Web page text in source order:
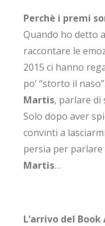
Perchè i premi
Quando ho detto a
raccontare le
2015 ci hanno
po’ “storto il
Martis, parlare di
Solo dopo aver
convinti a
persia per parlare
Martis…
L’arrivo del Book